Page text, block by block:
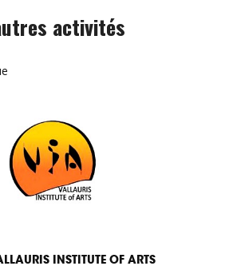
activités
INSTITUTE OF ARTS